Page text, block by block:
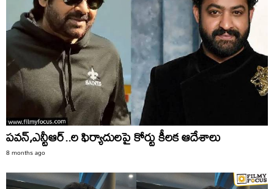
పవన్,ఎన్టీఆర్..ల ఫిర్యాదులపై కోర్టు కీలక ఆదేశాలు
8 months ago